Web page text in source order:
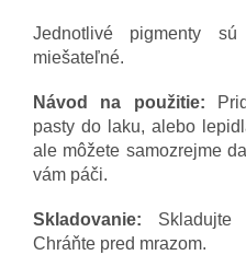
Jednotlivé pigmenty
miešateľné.
Návod na použitie:
pasty do laku, alebo
ale môžete samozrejme
vám páči.
Skladovanie: Skladujte
Chráňte pred mrazom.